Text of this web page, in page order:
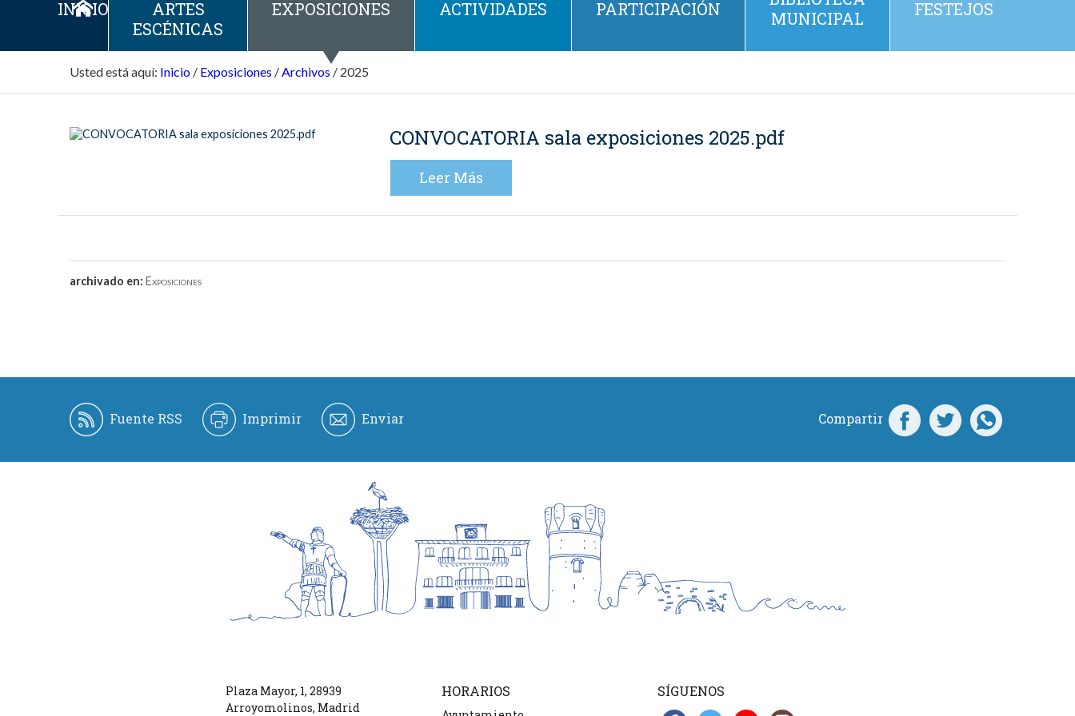
INICIO
ARTES
ESCÉNICAS
EXPOSICIONES ACTIVIDADES PARTICIPACIÓN
MUNICIPAL
FESTEJOS
Usted está aquí: Inicio / Exposiciones /Archivos / 2025
CONVOCATORIA sala exposiciones 2025.pdf
Leer Más
archivado en: Exposiciones
Fuente RSS Imprimir Enviar Compartir
Plaza Mayor, 1, 28939
Arroyomolinos, Madrid
HORARIOS SÍGUENOS